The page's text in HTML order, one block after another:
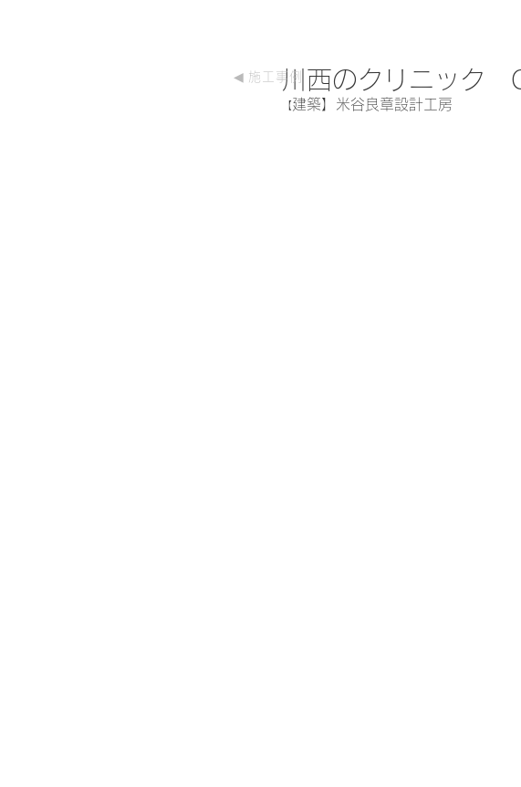
川西のクリニック
【建築】米谷良章設計工房
◀ 施工事例